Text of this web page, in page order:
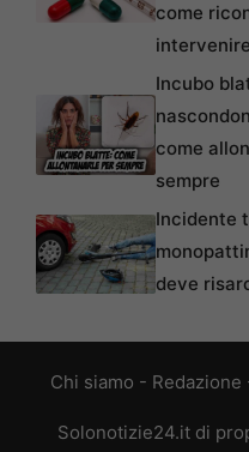
come
intervenire
Incubo
come
sempre
Incidente
deve
Chi siamo - Redazione
Solonotizie24.it di